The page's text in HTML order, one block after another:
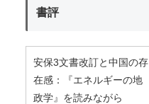
書評
安保3文書改訂と中国の存
在感：『エネルギーの地
政学』を読みながら